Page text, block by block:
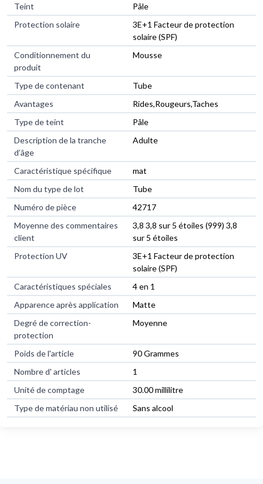
Teint
Pâle
Protection solaire
3E+1 Facteur de protection
solaire (SPF)
Conditionnement du
produit
Mousse
Type de contenant
Tube
Avantages
Rides,Rougeurs,Taches
Type de teint
Pâle
Description de la tranche
d’âge
Adulte
Caractéristique spécifique
mat
Nom du type de lot
Tube
Numéro de pièce
42717
Moyenne des commentaires
client
3,8 3,8 sur 5 étoiles (999) 3,8
sur 5 étoiles
Protection UV
3E+1 Facteur de protection
solaire (SPF)
Caractéristiques spéciales
4 en 1
Apparence après application
Matte
Degré de correction-
protection
Moyenne
Poids de l'article
90 Grammes
Nombre d' articles
1
Unité de comptage
30.00 millilitre
Type de matériau non utilisé
Sans alcool